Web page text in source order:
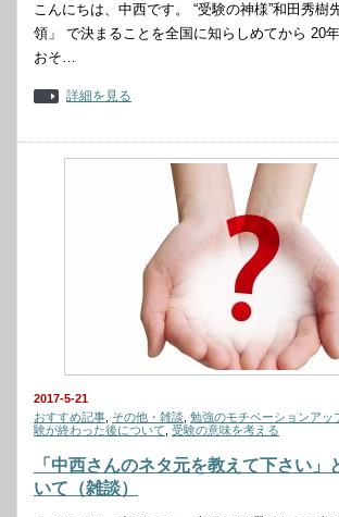
こんにちは、中西です。 “受験の神様”和田秀樹
領」 で決まることを全国に知らしめてから 20年
おそ…
詳細を見る
2017-5-21
おすすめ記事 その他・雑談 勉強のモチベーションアッ
験が終わった後について 受験の意味を考える
「中西さんのネタ元を教えて下さい」
いて（雑談）